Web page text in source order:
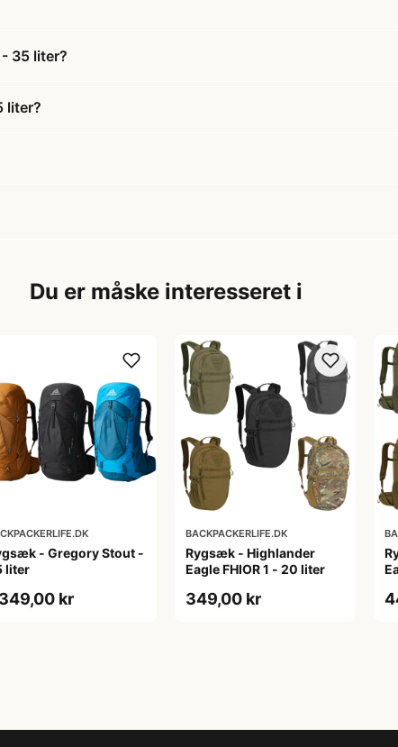
35 liter?
liter?
Du er måske interesseret i
- Gregory Stout -
liter
kr
BACKPACKERLIFE.DK
Rygsæk - Highlander
Eagle FHIOR 1 - 20 liter
349,00 kr